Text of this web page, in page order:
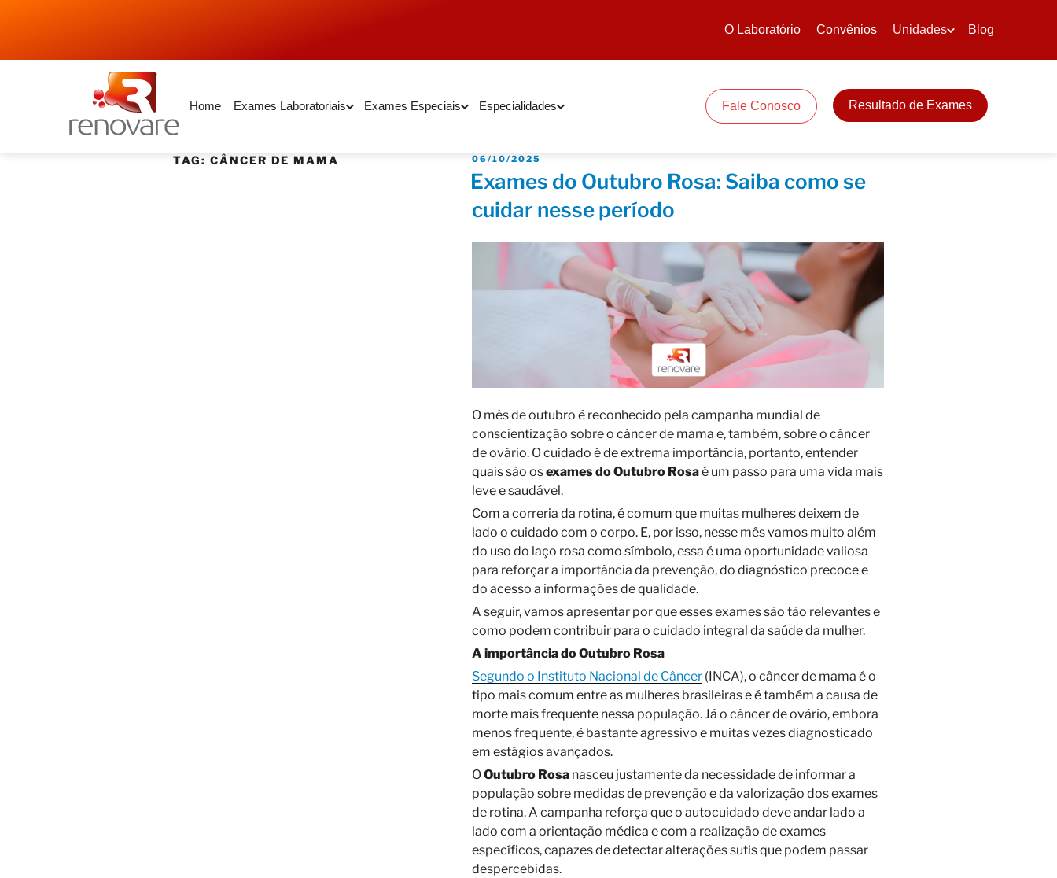
O Laboratório Convênios Unidades Blog
Home Exames Laboratoriais Exames Especiais Especialidades Fale Conosco Resultado de Exames
TAG: CÂNCER DE MAMA 06/10/2025
Exames do Outubro Rosa: Saiba como se
cuidar nesse período
O mês de outubro é reconhecido pela campanha mundial de
conscientização sobre o câncer de mama e, também, sobre o câncer
de ovário. O cuidado é de extrema importância, portanto, entender
quais são osexames do Outubro Rosaé um passo para uma vida mais
leve e saudável.
Com a correria da rotina, é comum que muitas mulheres deixem de
lado o cuidado com o corpo. E, por isso, nesse mês vamos muito além
do uso do laço rosa como símbolo, essa é uma oportunidade valiosa
para reforçar a importância da prevenção, do diagnóstico precoce e
do acesso a informações de qualidade.
A seguir, vamos apresentar por que esses exames são tão relevantes e
como podem contribuir para o cuidado integral da saúde da mulher.
A importância do Outubro Rosa
Segundo o Instituto Nacional de Câncer(INCA), o câncer de mama é o
tipo mais comum entre as mulheres brasileiras e é também a causa de
morte mais frequente nessa população. Já o câncer de ovário, embora
menos frequente, é bastante agressivo e muitas vezes diagnosticado
em estágios avançados.
OOutubro Rosanasceu justamente da necessidade de informar a
população sobre medidas de prevenção e da valorização dos exames
de rotina. A campanha reforça que o autocuidado deve andar lado a
lado com a orientação médica e com a realização de exames
específicos, capazes de detectar alterações sutis que podem passar
despercebidas.